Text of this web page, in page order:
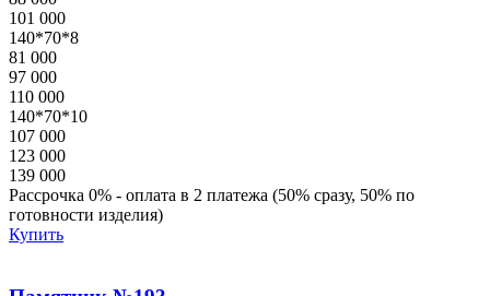
101 000
140*70*8
81 000
97 000
110 000
140*70*10
107 000
123 000
139 000
Рассрочка 0% - оплата в 2 платежа (50% сразу, 50% по
готовности изделия)
Купить